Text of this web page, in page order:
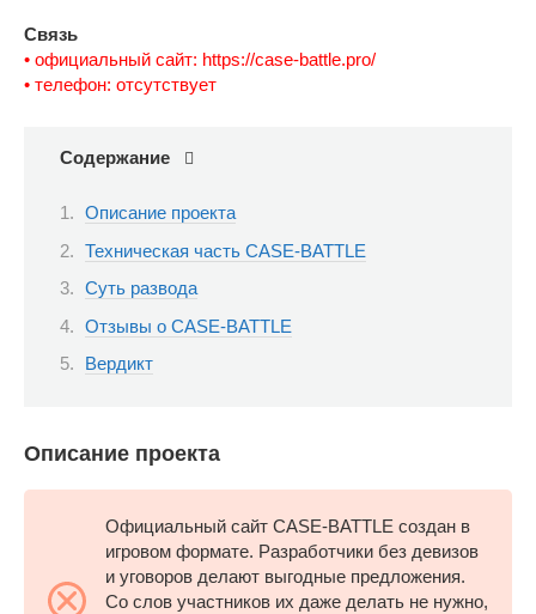
Связь
• официальный сайт: https://case-battle.pro/
• телефон: отсутствует
Содержание
Описание проекта
Техническая часть CASE-BATTLE
Суть развода
Отзывы о CASE-BATTLE
Вердикт
Описание проекта
Официальный сайт CASE-BATTLE создан в
игровом формате. Разработчики без девизов
и уговоров делают выгодные предложения.
Со слов участников их даже делать не нужно,